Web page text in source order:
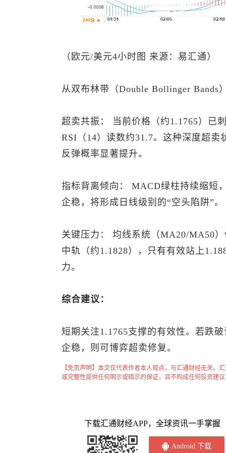
（欧元/美元4小时图 来源：易汇通）
从双布林带（Double Bollinger Bands
超卖共振： 当前价格（约1.1765）已
RSI（14）读数约31.7。这种深度超
反弹概率显著提升。
指标背离倾向： MACD绿柱持续缩短
企稳，将形成日线级别的“空头陷阱”。
关键压力： 均线系统（MA20/MA50
中轨（约1.1828），只有有效站上
力。
综合建议：
短期关注1.1765支撑的有效性。若跌
企稳，则可博弈超卖修复。
【免责声明】本文仅代表作者本人观点，与汇通财经无关。
或完整性提供任何明示或暗示的保证，且不构成任何投资建
下载汇通财经APP，全球资讯一手掌握
Android 下载